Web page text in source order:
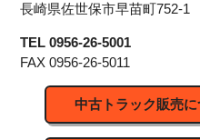
長崎県佐世保市早苗町752-1
TEL 0956-26-5001
FAX 0956-26-5011
中古トラック販売